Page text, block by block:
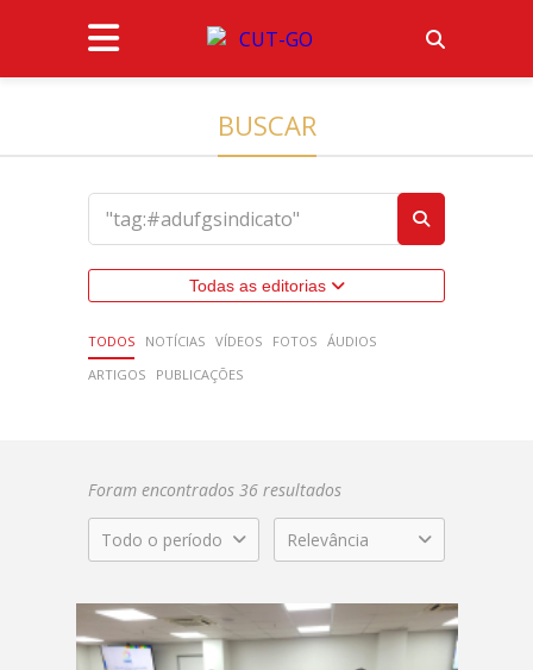
BUSCAR
Todas as editorias
TODOS NOTÍCIAS VÍDEOS FOTOS ÁUDIOS
ARTIGOS
PUBLICAÇÕES
Foram encontrados 36 resultados
Todo o período Relevância